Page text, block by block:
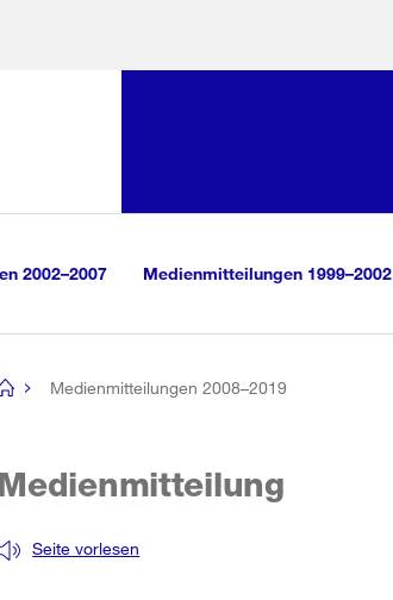
2002–2007 Medienmitteilungen 1999–2002
Medienmitteilungen 2008–2019
Seite vorlesen